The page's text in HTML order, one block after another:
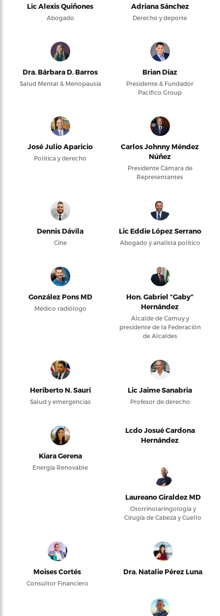
Lic Alexis Quiñones
Abogado
Adriana Sánchez
Derecho y deporte
Dra. Bárbara D. Barros
Salud Mental & Menopausia
Brian Díaz
Presidente & Fundador
Pacifico Group
José Julio Aparicio
Política y derecho
Carlos Johnny Méndez
Núñez
Presidente Cámara de
Representantes
Dennis Dávila
Cine
Lic Eddie López Serrano
Abogado y analista político
González Pons MD
Médico radiólogo
Hon. Gabriel “Gaby”
Hernández
Alcalde de Camuy y
presidente de la Federación
de Alcaldes
Heriberto N. Saurí
Salud y emergencias
Lic Jaime Sanabria
Profesor de derecho
Kiara Gerena
Energía Renovable
Lcdo Josué Cardona
Hernández
Laureano Giraldez MD
Otorrinolaringología y
Cirugía de Cabeza y Cuello
Moises Cortés
Consultor Financiero
Dra. Natalie Pérez Luna